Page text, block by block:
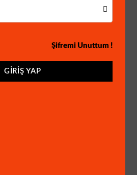
KAYIT YAPMA ÖZELLİĞİ
Verme, Mail ile Haber verme,
Şifremi Unuttum !
GIRIŞ YAP